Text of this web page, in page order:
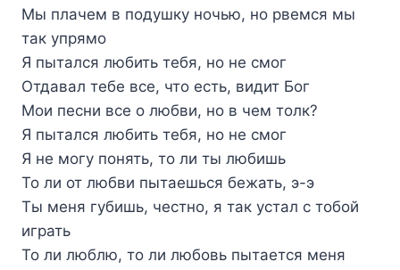
Мы плачем в подушку ночью, но рвемся мы
так упрямо
Я пытался любить тебя, но не смог
Отдавал тебе все, что есть, видит Бог
Мои песни все о любви, но в чем толк?
Я пытался любить тебя, но не смог
Я не могу понять, то ли ты любишь
То ли от любви пытаешься бежать, э-э
Ты меня губишь, честно, я так устал с тобой
играть
То ли люблю, то ли любовь пытается меня